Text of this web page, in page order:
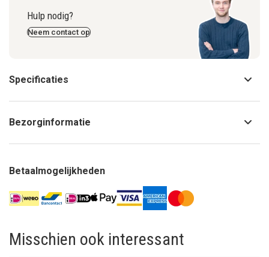
Hulp nodig?
Neem contact op
Specificaties
Bezorginformatie
Betaalmogelijkheden
Misschien ook interessant